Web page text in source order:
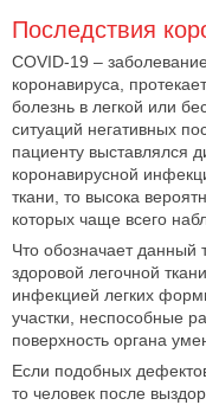
Последствия
COVID-19 –
коронавируса,
болезнь в легкой или
ситуаций негативных
пациенту выставлялся
коронавирусной
ткани, то высока
которых чаще всего
Что обозначает
здоровой легочной
инфекцией легких
участки, неспособные
поверхность органа
Если подобных
то человек после